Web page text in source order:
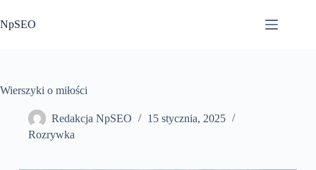
do
treści
NpSEO
Wierszyki o miłości
Redakcja NpSEO
15 stycznia, 2025
Rozrywka